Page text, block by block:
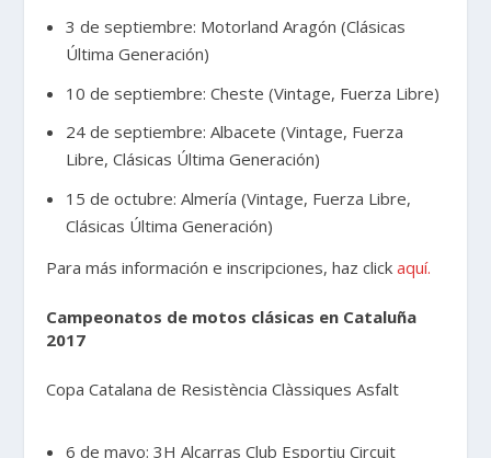
3 de septiembre: Motorland Aragón (Clásicas
Última Generación)
10 de septiembre: Cheste (Vintage, Fuerza Libre)
24 de septiembre: Albacete (Vintage, Fuerza
Libre, Clásicas Última Generación)
15 de octubre: Almería (Vintage, Fuerza Libre,
Clásicas Última Generación)
Para más información e inscripciones, haz clickaquí.
Campeonatos de motos clásicas en Cataluña
2017
Copa Catalana de Resistència Clàssiques Asfalt
6 de mayo: 3H Alcarras Club Esportiu Circuit